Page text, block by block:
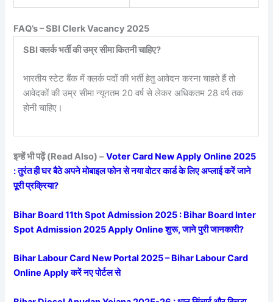
FAQ’s – SBI Clerk Vacancy 2025
SBI क्लर्क भर्ती की उम्र सीमा कितनी चाहिए?
भारतीय स्टेट बैंक में क्लर्क पदों की भर्ती हेतु आवेदन करना चाहते हैं तो
आवेदकों की उम्र सीमा न्यूनतम 20 वर्ष से लेकर अधिकतम 28 वर्ष तक
होनी चाहिए।
इन्हें भी पढ़ें (Read Also) – Voter Card New Apply Online 2025
: तुरंत ही घर बैठे अपने मोबाइल फोन से नया वोटर कार्ड के लिए अप्लाई करें जाने
पूरी प्रक्रिया?
Bihar Board 11th Spot Admission 2025 : Bihar Board Inter
Spot Admission 2025 Apply Online शुरू, जाने पुरी जानकारी?
Bihar Labour Card New Portal 2025 – Bihar Labour Card
Online Apply करें नए पोर्टल से